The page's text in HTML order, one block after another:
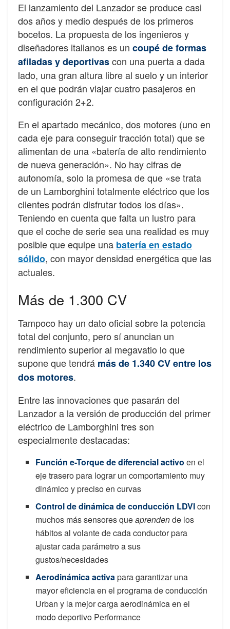
El lanzamiento del Lanzador se produce casi
dos años y medio después de los primeros
bocetos. La propuesta de los ingenieros y
diseñadores italianos es un coupé de formas
afiladas y deportivascon una puerta a dada
lado, una gran altura libre al suelo y un interior
en el que podrán viajar cuatro pasajeros en
configuración 2+2.
En el apartado mecánico, dos motores (uno en
cada eje para conseguir tracción total) que se
alimentan de una «batería de alto rendimiento
de nueva generación». No hay cifras de
autonomía, solo la promesa de que «se trata
de un Lamborghini totalmente eléctrico que los
clientes podrán disfrutar todos los días».
Teniendo en cuenta que falta un lustro para
que el coche de serie sea una realidad es muy
posible que equipe una batería en estado
sólido, con mayor densidad energética que las
actuales.
Más de 1.300 CV
Tampoco hay un dato oficial sobre la potencia
total del conjunto, pero sí anuncian un
rendimiento superior al megavatio lo que
supone que tendrá más de 1.340 CV entre los
dos motores.
Entre las innovaciones que pasarán del
Lanzador a la versión de producción del primer
eléctrico de Lamborghini tres son
especialmente destacadas:
Función e-Torque de diferencial activo en el
eje trasero para lograr un comportamiento muy
dinámico y preciso en curvas
Control de dinámica de conducción LDVIcon
muchos más sensores queaprendende los
hábitos al volante de cada conductor para
ajustar cada parámetro a sus
gustos/necesidades
Aerodinámica activapara garantizar una
mayor eficiencia en el programa de conducción
Urban y la mejor carga aerodinámica en el
modo deportivo Performance